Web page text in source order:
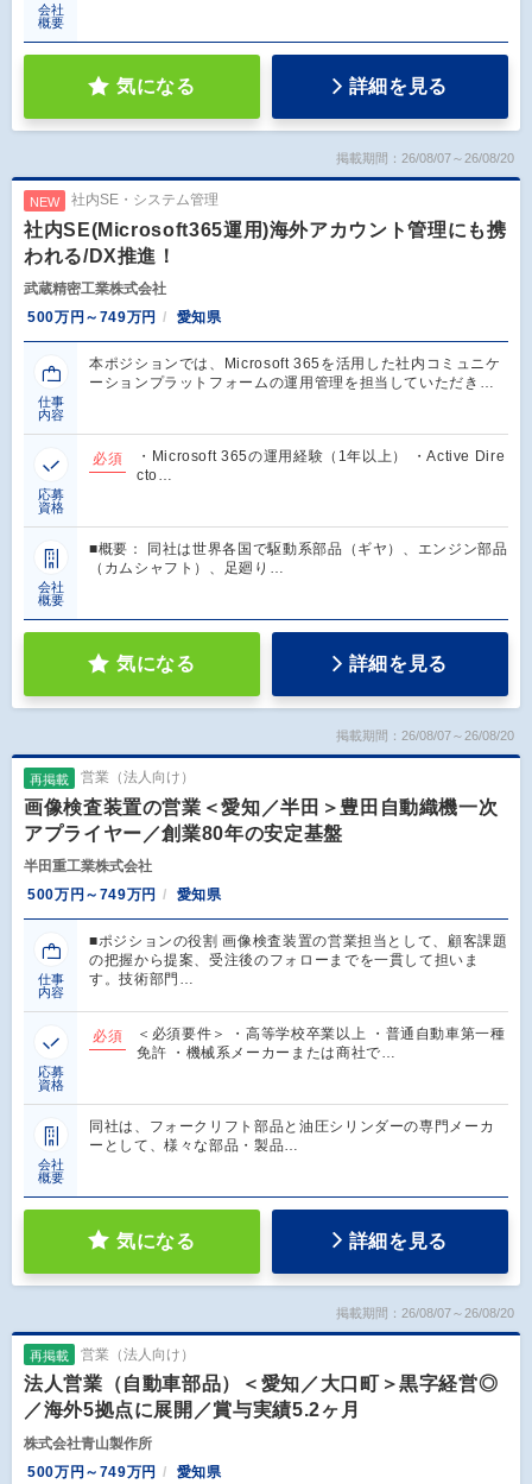
会社
概要
気になる 詳細を見る
掲載期間：26/08/07～26/08/20
NEW 社内SE・システム管理
社内SE(Microsoft365運用)海外アカウント管理にも携
われる/DX推進！
武蔵精密工業株式会社
500万円～749万円
愛知県
仕事
内容
本ポジションでは、Microsoft 365を活用した社内コミュニケ
ーションプラットフォームの運用管理を担当していただき…
応募
資格
必須
・Microsoft 365の運用経験（1年以上） ・Active Dire
cto…
会社
概要
■概要： 同社は世界各国で駆動系部品（ギヤ）、エンジン部品
（カムシャフト）、足廻り…
気になる 詳細を見る
掲載期間：26/08/07～26/08/20
再掲載 営業（法人向け）
画像検査装置の営業＜愛知／半田＞豊田自動織機一次
アプライヤー／創業80年の安定基盤
半田重工業株式会社
500万円～749万円
愛知県
仕事
内容
■ポジションの役割 画像検査装置の営業担当として、顧客課題
の把握から提案、受注後のフォローまでを一貫して担いま
す。技術部門…
応募
資格
必須
＜必須要件＞ ・高等学校卒業以上 ・普通自動車第一種
免許 ・機械系メーカーまたは商社で…
会社
概要
同社は、フォークリフト部品と油圧シリンダーの専門メーカ
ーとして、様々な部品・製品…
気になる 詳細を見る
掲載期間：26/08/07～26/08/20
再掲載 営業（法人向け）
法人営業（自動車部品）＜愛知／大口町＞黒字経営◎
／海外5拠点に展開／賞与実績5.2ヶ月
株式会社青山製作所
500万円～749万円
愛知県